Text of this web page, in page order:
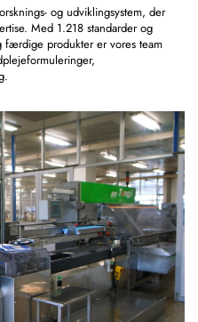
og udviklingsystem, der
Med 1.218 standarder og
færdige produkter er vores team